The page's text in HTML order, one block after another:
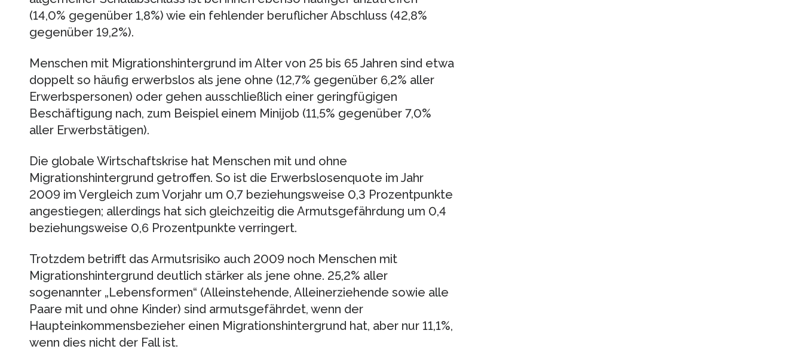
(14,0% gegenüber 1,8%) wie ein fehlender beruflicher Abschluss (42,8%
gegenüber 19,2%).
Menschen mit Migrationshintergrund im Alter von 25 bis 65 Jahren sind etwa
doppelt so häufig erwerbslos als jene ohne (12,7% gegenüber 6,2% aller
Erwerbspersonen) oder gehen ausschließlich einer geringfügigen
Beschäftigung nach, zum Beispiel einem Minijob (11,5% gegenüber 7,0%
aller Erwerbstätigen).
Die globale Wirtschaftskrise hat Menschen mit und ohne
Migrationshintergrund getroffen. So ist die Erwerbslosenquote im Jahr
2009 im Vergleich zum Vorjahr um 0,7 beziehungsweise 0,3 Prozentpunkte
angestiegen; allerdings hat sich gleichzeitig die Armutsgefährdung um 0,4
beziehungsweise 0,6 Prozentpunkte verringert.
Trotzdem betrifft das Armutsrisiko auch 2009 noch Menschen mit
Migrationshintergrund deutlich stärker als jene ohne. 25,2% aller
sogenannter „Lebensformen“ (Alleinstehende, Alleinerziehende sowie alle
Paare mit und ohne Kinder) sind armutsgefährdet, wenn der
Haupteinkommensbezieher einen Migrationshintergrund hat, aber nur 11,1%,
wenn dies nicht der Fall ist.